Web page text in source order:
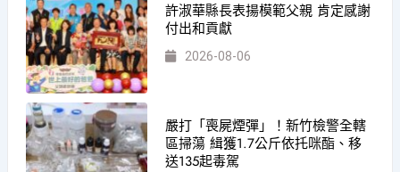
許淑華縣長表揚模範父親 肯定感謝
付出和貢獻
2026-08-06
嚴打「喪屍煙彈」！新竹檢警全轄
區掃蕩 緝獲1.7公斤依托咪酯、移
送135起毒駕